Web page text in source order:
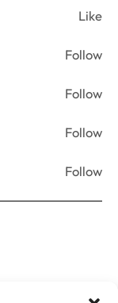
Like
Follow
Follow
Follow
Follow